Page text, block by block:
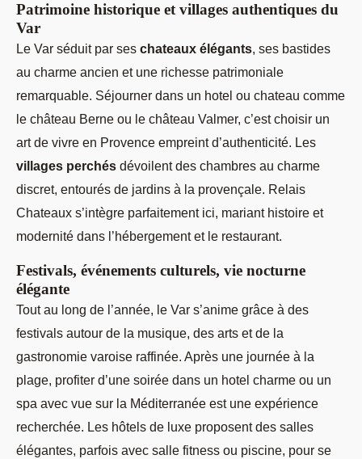
Patrimoine historique et villages authentiques du
Var
Le Var séduit par ses chateaux élégants, ses bastides
au charme ancien et une richesse patrimoniale
remarquable. Séjourner dans un hotel ou chateau comme
le château Berne ou le château Valmer, c’est choisir un
art de vivre en Provence empreint d’authenticité. Les
villages perchés dévoilent des chambres au charme
discret, entourés de jardins à la provençale. Relais
Chateaux s’intègre parfaitement ici, mariant histoire et
modernité dans l’hébergement et le restaurant.
Festivals, événements culturels, vie nocturne
élégante
Tout au long de l’année, le Var s’anime grâce à des
festivals autour de la musique, des arts et de la
gastronomie varoise raffinée. Après une journée à la
plage, profiter d’une soirée dans un hotel charme ou un
spa avec vue sur la Méditerranée est une expérience
recherchée. Les hôtels de luxe proposent des salles
élégantes, parfois avec salle fitness ou piscine, pour se